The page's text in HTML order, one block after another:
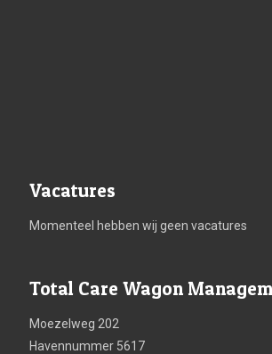
Vacatures
Momenteel hebben wij geen vacatures
Total Care Wagon
Moezelweg 202
Havennummer 5617